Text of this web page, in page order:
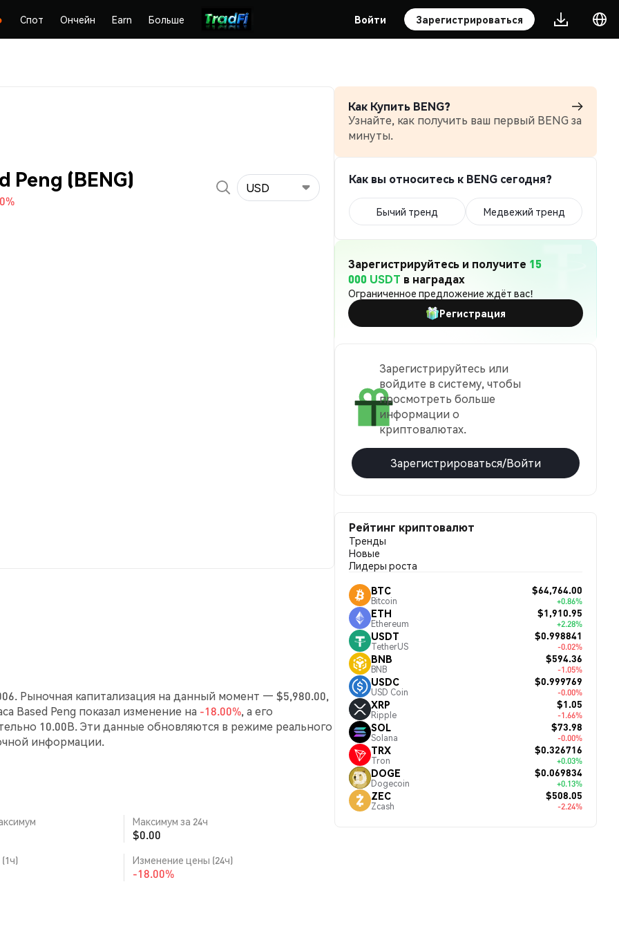
Спот Ончейн Earn Больше Войти Зарегистрироваться
Peng (BENG) USD
Рыночная капитализация на данный момент — $5,980.00,
Based Peng показал изменение на -18.00%, а его
10.00B. Эти данные обновляются в режиме реального
информации.
Максимум за 24ч
$0.00
Изменение цены (24ч)
-18.00%
Как Купить BENG?
Узнайте, как получить ваш первый BENG за
минуты.
Как вы относитесь к BENG сегодня?
Бычий тренд Медвежий тренд
Зарегистрируйтесь и получите 15
000 USDT в наградах
Ограниченное предложение ждёт вас!
Регистрация
Зарегистрируйтесь или
войдите в систему, чтобы
просмотреть больше
информации о
криптовалютах.
Зарегистрироваться/Войти
Рейтинг криптовалют
Тренды
Новые
Лидеры роста
BTC
Bitcoin
$64,764.00
+0.86%
ETH
Ethereum
$1,910.95
+2.28%
USDT
TetherUS
$0.998841
-0.02%
BNB
BNB
$594.36
-1.05%
USDC
USD Coin
$0.999769
-0.00%
XRP
Ripple
$1.05
-1.66%
SOL
Solana
$73.98
-0.00%
TRX
Tron
$0.326716
+0.03%
DOGE
Dogecoin
$0.069834
+0.13%
ZEC
Zcash
$508.05
-2.24%